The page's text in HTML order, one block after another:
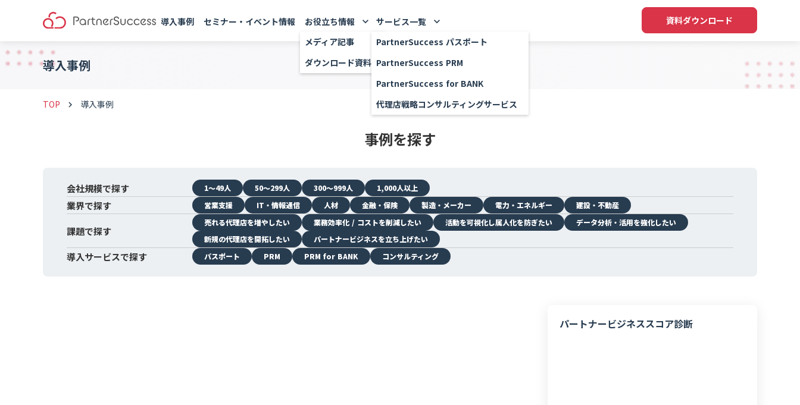
導入事例
セミナー・イベント情報
メディア記事
ダウンロード資料
お役立ち情報
keyboard_arrow_down
PartnerSuccess パスポート
PartnerSuccess PRM
PartnerSuccess for BANK
代理店戦略コンサルティングサービス
サービス一覧 keyboard_arrow_down 資料ダウンロード
導入事例
TOP keyboard_arrow_right 導入事例
事例を探す
会社規模で探す 1〜49人 50〜299人 300〜999人 1,000人以上
業界で探す 営業支援 IT・情報通信 人材 金融・保険 製造・メーカー 電力・エネルギー 建設・不動産
課題で探す
売れる代理店を増やしたい 業務効率化 / コストを削減したい 活動を可視化し属人化を防ぎたい
データ分析・活用を強化したい
新規の代理店を開拓したい
パートナービジネスを立ち上げたい
導入サービスで探す パスポート PRM PRM for BANK コンサルティング
パートナービジネススコア診断